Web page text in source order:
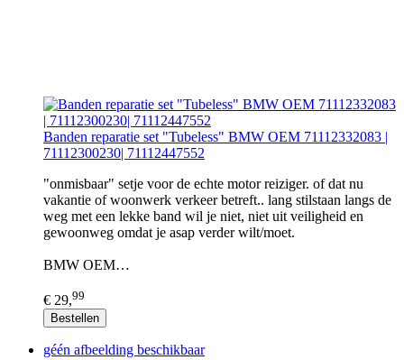
Banden reparatie set "Tubeless" BMW OEM 71112332083 |
71112300230| 71112447552
"onmisbaar" setje voor de echte motor reiziger. of dat nu
vakantie of woonwerk verkeer betreft.. lang stilstaan langs de
weg met een lekke band wil je niet, niet uit veiligheid en
gewoonweg omdat je asap verder wilt/moet.
BMW OEM…
€ 29,99
Bestellen
géén afbeelding beschikbaar